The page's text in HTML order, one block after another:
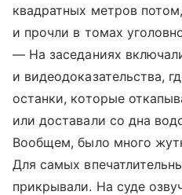
квадратных метров
и прочли в томах
— На заседаниях
и видеодоказательства,
останки, которые
или доставали со дна
Вообщем, было много
Для самых
прикрывали. На суде